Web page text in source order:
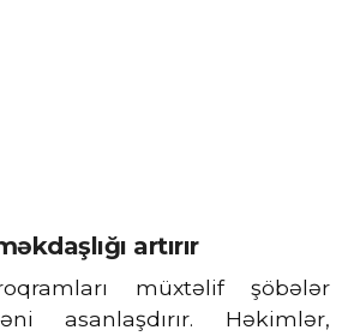
artırır
müxtəlif şöbələr
asanlaşdırır. Həkimlər,